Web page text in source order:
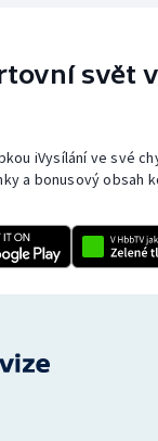
svět
iVysílání ve své
a bonusový obsah